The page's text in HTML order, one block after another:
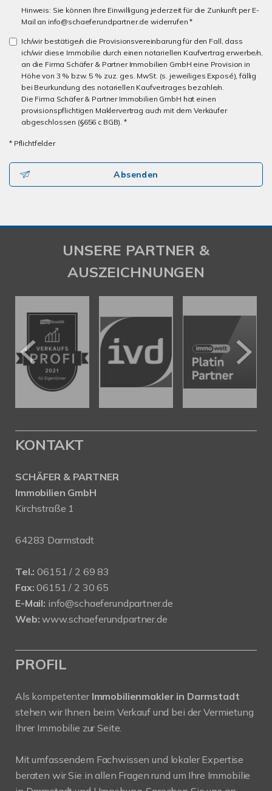
Hinweis: Sie können Ihre Einwilligung jederzeit für die Zunkunft per E-
Mail an info@schaeferundpartner.de widerrufen *
Ich/wir bestätige/n die Provisionsvereinbarung für den Fall, dass
ich/wir diese Immobilie durch einen notariellen Kaufvertrag erwerbe/n,
an die Firma Schäfer & Partner Immobilien GmbH eine Provision in
Höhe von 3 % bzw. 5 % zuz. ges. MwSt. (s. jeweiliges Exposé), fällig
bei Beurkundung des notariellen Kaufvertrages bezahle/n.
Die Firma Schäfer & Partner Immobilien GmbH hat einen
provisionspflichtigen Maklervertrag auch mit dem Verkäufer
abgeschlossen (§656 c BGB). *
* Pflichtfelder
Absenden
UNSERE PARTNER &
AUSZEICHNUNGEN
KONTAKT
SCHÄFER & PARTNER
Immobilien GmbH
Kirchstraße 1
64283 Darmstadt
Tel.: 06151 / 2 69 83
Fax: 06151 / 2 30 65
E-Mail: info@schaeferundpartner.de
Web: www.schaeferundpartner.de
PROFIL
Als kompetenter Immobilienmakler in Darmstadt
stehen wir Ihnen beim Verkauf und bei der Vermietung
Ihrer Immobilie zur Seite.
Mit umfassendem Fachwissen und lokaler Expertise
beraten wir Sie in allen Fragen rund um Ihre Immobilie